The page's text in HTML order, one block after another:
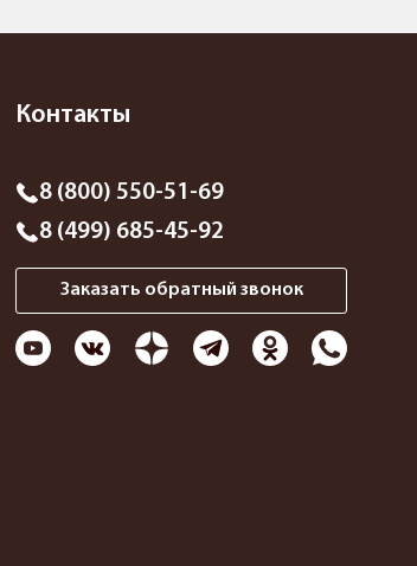
Контакты
8 (800) 550-51-69
8 (499) 685-45-92
Заказать обратный звонок